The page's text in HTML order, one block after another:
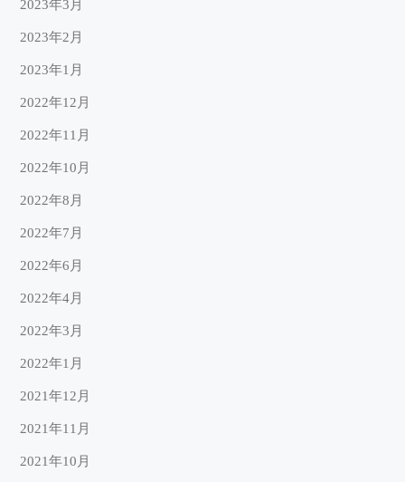
2023年3月
2023年2月
2023年1月
2022年12月
2022年11月
2022年10月
2022年8月
2022年7月
2022年6月
2022年4月
2022年3月
2022年1月
2021年12月
2021年11月
2021年10月